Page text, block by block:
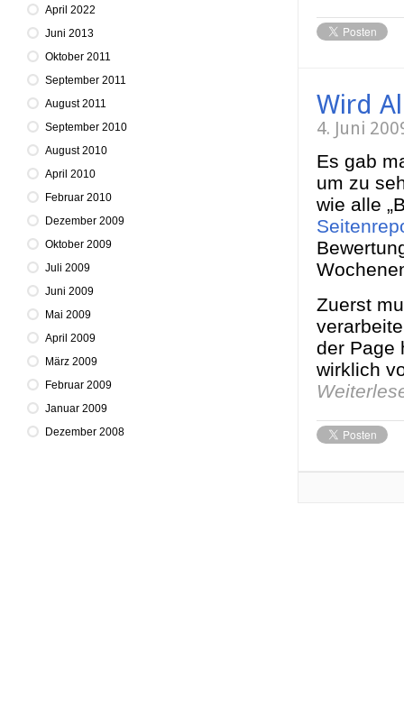
April 2022
Juni 2013
Oktober 2011
September 2011
August 2011
September 2010
August 2010
April 2010
Februar 2010
Dezember 2009
Oktober 2009
Juli 2009
Juni 2009
Mai 2009
April 2009
März 2009
Februar 2009
Januar 2009
Dezember 2008
Wird
4. Juni
Es gab
um zu
wie alle
Zuerst
der Page
wirklich